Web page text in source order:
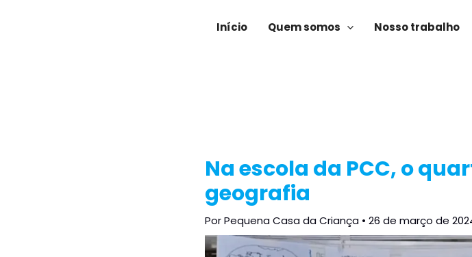
Início Quem somos Nosso trabalho
Na escola da PCC, o
geografia
PorPequena Casa da Criança • 26 de março de